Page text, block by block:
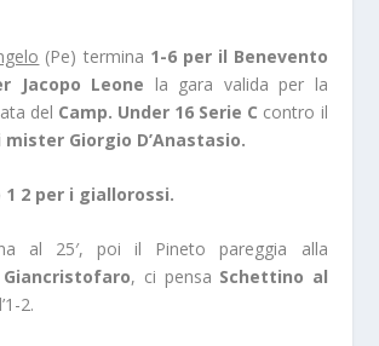
(Pe) termina 1-6 per il Benevento
Jacopo Leone la gara valida per la
del Camp. Under 16 Serie C contro il
mister Giorgio D’Anastasio.
2 per i giallorossi.
al 25′, poi il Pineto pareggia alla
Giancristofaro, ci pensa Schettino al
2.